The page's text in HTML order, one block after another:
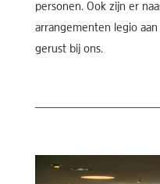
personen. Ook zijn er
arrangementen legio
gerust bij ons.